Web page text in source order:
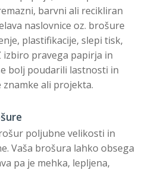
barvni ali recikliran
naslovnice oz. brošure
plastifikacije, slepi tisk,
izbiro pravega papirja in
bolj poudarili lastnosti in
ali projekta.
poljubne velikosti in
Vaša brošura lahko obsega
pa je mehka, lepljena,